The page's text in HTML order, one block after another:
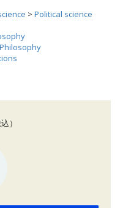
> Political science
Philosophy
）